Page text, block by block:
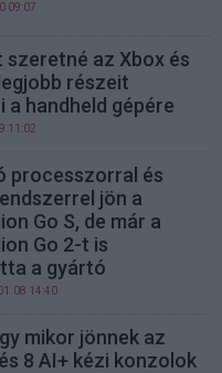
09:07
az Xbox és
részeit
a handheld gépére
11:02
processzorral és
jön a
Go S, de már a
Go 2-t is
a gyártó
14:40
mikor jönnek az
8 AI+ kézi konzolok